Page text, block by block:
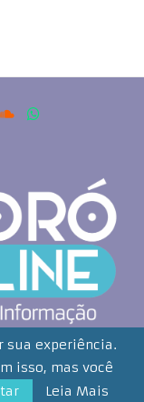
Mossoró Online
Ltda
sua experiência.
isso, mas você
Leia Mais